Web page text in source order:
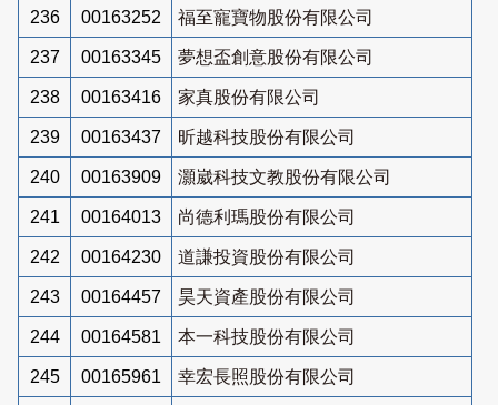
236 00163252 福至寵寶物股份有限公司
237 00163345 夢想盃創意股份有限公司
238 00163416 家真股份有限公司
239 00163437 昕越科技股份有限公司
240 00163909 灝崴科技文教股份有限公司
241 00164013 尚德利瑪股份有限公司
242 00164230 道謙投資股份有限公司
243 00164457 昊天資產股份有限公司
244 00164581 本一科技股份有限公司
245 00165961 幸宏長照股份有限公司